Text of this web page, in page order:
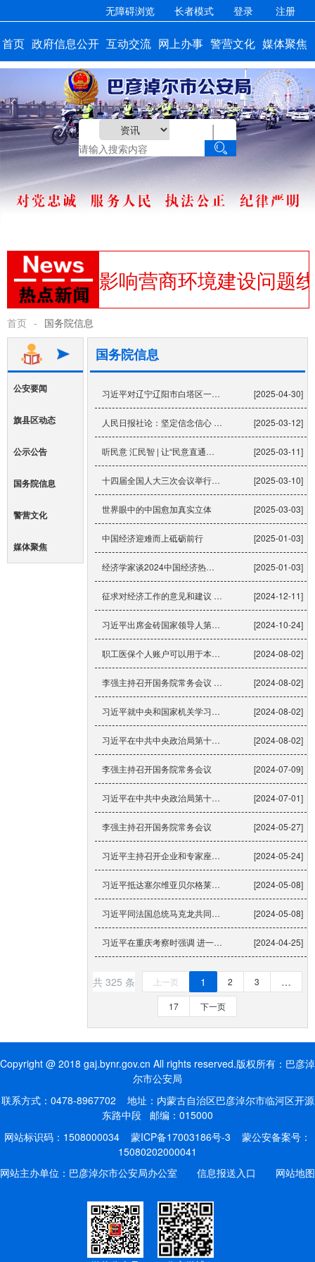
无障碍浏览 长者模式 登录 注册
首页 政府信息公开 互动交流 网上办事 警营文化 媒体聚焦
|

首页 - 国务院信息
公安要闻
旗县区动态
公示公告
国务院信息
警营文化
媒体聚焦
国务院信息
习近平对辽宁辽阳市白塔区一饭店火灾事故作出重要指示强调：全力救治受伤人员 妥善做好遇难人员... [2025-04-30]
人民日报社论：坚定信念信心 实干创造实绩——热烈祝贺十四届全国人大三次会议胜利闭幕 [2025-03-12]
听民意 汇民智 | 让“民意直通车”更加便捷高效——2025年旁听全国两会工作扫描 [2025-03-11]
十四届全国人大三次会议举行民生主题记者会 加大力度保障和改善民生 [2025-03-10]
世界眼中的中国愈加真实立体 [2025-03-03]
中国经济迎难而上砥砺前行 [2025-01-03]
经济学家谈2024中国经济热词《人民日报》（2025年01月02日 第 09 版） [2025-01-03]
征求对经济工作的意见和建议 中共中央召开党外人士座谈会 习近平主持并发表重要讲话 [2024-12-11]
习近平出席金砖国家领导人第十六次会晤并发表重要讲话 [2024-10-24]
职工医保个人账户可以用于本人近亲属、连续参保有奖励……最新！ [2024-08-02]
李强主持召开国务院常务会议 学习贯彻习近平总书记关于当前经济形势和做好下半年经济工作的重要... [2024-08-02]
习近平就中央和国家机关学习贯彻党的二十届三中全会精神 推动机关党建高质量发展作出重要指示 [2024-08-02]
习近平在中共中央政治局第十六次集体学习时强调 强化使命担当 创新思路举措 狠抓工作落实 努... [2024-08-02]
李强主持召开国务院常务会议 [2024-07-09]
习近平在中共中央政治局第十五次集体学习时强调 贯彻落实新时代党的建设总要求 进一步健全全面... [2024-07-01]
李强主持召开国务院常务会议 [2024-05-27]
习近平主持召开企业和专家座谈会强调 紧扣推进中国式现代化主题 进一步全面深化改革 [2024-05-24]
习近平抵达塞尔维亚贝尔格莱德尼古拉·特斯拉国际机场发表书面讲话 [2024-05-08]
习近平同法国总统马克龙共同会见记者 [2024-05-08]
习近平在重庆考察时强调 进一步全面深化改革开放 不断谱写中国式现代化重庆篇章 [2024-04-25]
共 325 条 上一页 1 2 3 …
17 下一页
Copyright @ 2018 gaj.bynr.gov.cn All rights reserved.版权所有：巴彦淖
尔市公安局
联系方式：0478-8967702 地址：内蒙古自治区巴彦淖尔市临河区开源
东路中段 邮编：015000
网站标识码：1508000034 蒙ICP备17003186号-3 蒙公安备案号：
15080202000041
网站主办单位：巴彦淖尔市公安局办公室 信息报送入口 网站地图